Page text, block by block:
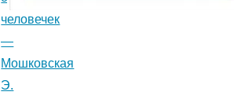
человечек
—
Мошковская
Э.